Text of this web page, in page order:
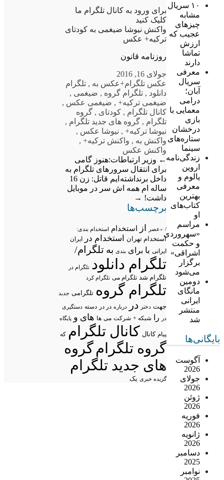
۱۰ سریال
مشابه
چیزهای
عجیب که
ارزش
تماشا
دارند
معرفی
سریال
آبان؛
درامی
معمایی با
بازی
درخشان
ستاره‌های
سینما
زندگی‌نامه
اروین
یالوم و
معرفی
بهترین
کتاب‌های
او
مراسم
«سهروردی
و حکمت
اشراقی»
برگزار
می‌شود
دومین
مانگای
ایرانی
منتشر
شد
بایگانی‌ها
آگوست
2026
جولای
2026
ژوئن
2026
فوریه
2026
ژانویه
2026
دسامبر
2025
نوامبر
برای ورود به کانال تلگرام ما
کلیک کنید
واکنش نیوشا ضیغمی به کودتای
ترکیه+ عکس
روزنامه قانون
جولای 16, 2016
عکس تلگرام+عکس به , تلگرام
دانلود , تلگرام گروه , ضیغمی ,
ضیغمی ترکیه+, ضیغمی عکس ,
کانال تلگرام , کودتای , گروه
تلگرام , گروه های جدید تلگرام ,
نیوشا ترکیه+, نیوشا عکس ,
واکنش به , واکنش ترکیه+,
واکنش عکس
← وزیر ارتباطات:هنوز گامی
برای انتقال سرور های تلگرام به
داخل برنداشته ایم
قاتل: زن 16
ساله ام همه اش سر در موبایل
داشت! →
برچسب‌ها
/ «عصر از استخدام استخدام بندی:
استخدام تهران استخدام در ایران
ایرانی با برای بندی به تلگرام/
تلگرام دانلود تلگرام در
تلگرام شد تلگرام می تلگرام کرد
تلگرام گروه تلگرامی جدید
جهت دختر در درباره در در دسته دستگیری
در
را شبکه + شرکت می ها های و پایگاه
پیام کانال کانال تلگرام که
گروه تلگرامگروه
های جدید تلگرام
گزیده خبری یک